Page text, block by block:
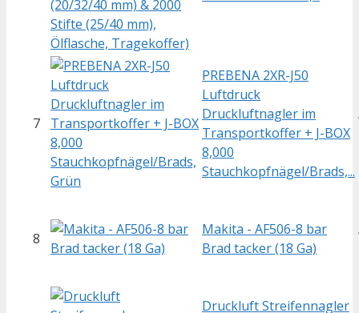
7
PREBENA 2XR-J50
Luftdruck
Druckluftnagler im
Transportkoffer + J-BOX
8,000
Stauchkopfnägel/Brads,...
8
Makita - AF506-8 bar
Brad tacker (18 Ga)
Druckluft Streifennagler